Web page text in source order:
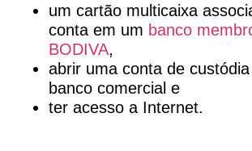
um cartão multicaixa
conta em um banco
BODIVA,
abrir uma conta de
banco comercial e
ter acesso a Internet.